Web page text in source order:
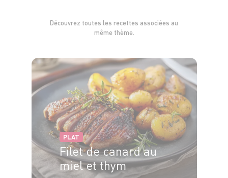
Découvrez toutes les recettes associées au
même thème.
PLAT
Filet de canard au
miel et thym